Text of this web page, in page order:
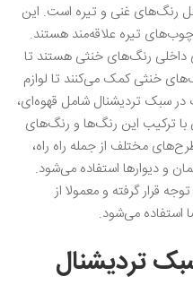
رنگ‌های غنی و تیره است. این
تیره علاقه‌مند هستند.
داخلی رنگ‌های خنثی هستند تا
خنثی کمک می‌کنند تا لوازم
سبک تردیشنال شامل قهوه‌ای،
ترکیب این رنگ‌ها و رنگ‌های
مختلف از جمله راه راه،
و دیوارها استفاده می‌شود.
قرار گرفته و معمولا از
استفاده می‌شود.
تردیشنال